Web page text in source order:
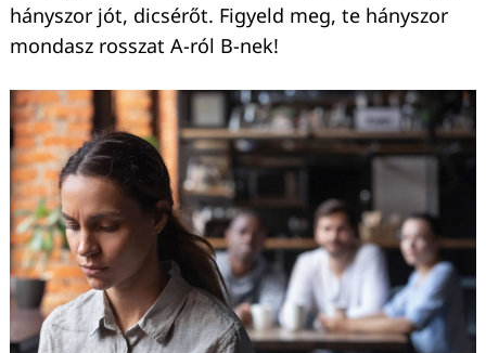
hányszor jót, dicsérőt. Figyeld meg, te hányszor
mondasz rosszat A-ról B-nek!